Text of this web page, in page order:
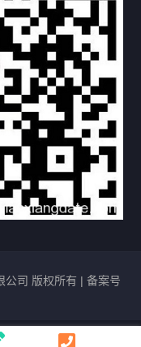
项年度荣誉，持续引
务器国产服务器
企业网络技
公司 版权所有 | 备案号